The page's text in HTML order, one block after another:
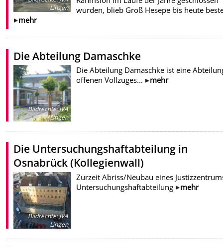
Lingen
wurden, blieb Groß Hesepe bis heute
mehr
Die Abteilung Damaschke
Bildrechte:JVA
Lingen
Die Abteilung Damaschke ist eine
offenen Vollzuges...
mehr
Die Untersuchungshaftabteilung in
Osnabrück (Kollegienwall)
Bildrechte:JVA
Lingen
Zurzeit Abriss/Neubau eines
Untersuchungshaftabteilung
mehr